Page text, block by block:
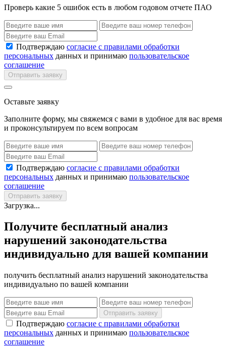
Проверь какие 5 ошибок есть в любом годовом отчете ПАО
Подтверждаю согласие с правилами обработки
персональных данных и принимаю пользовательское
соглашение
Отправить заявку
Оставьте заявку
Заполните форму, мы свяжемся с вами в удобное для вас время
и проконсультируем по всем вопросам
Подтверждаю согласие с правилами обработки
персональных данных и принимаю пользовательское
соглашение
Отправить заявку
Загрузка...
Получите бесплатный анализ
нарушений законодательства
индивидуально для вашей компании
получить бесплатный анализ нарушений законодательства
индивидуально по вашей компании
Отправить заявку
Подтверждаю согласие с правилами обработки
персональных данных и принимаю пользовательское
соглашение